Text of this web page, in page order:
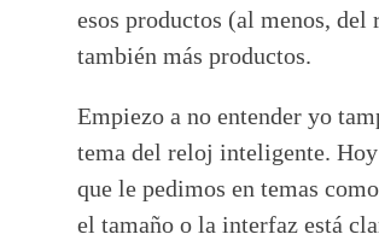
esos productos (al menos, del
también más productos.
Empiezo a no entender yo
tema del reloj inteligente.
que le pedimos en temas
el tamaño o la interfaz está